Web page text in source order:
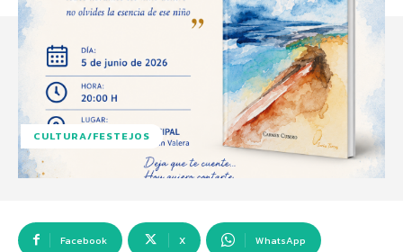
CULTURA/FESTEJOS
Facebook X WhatsApp